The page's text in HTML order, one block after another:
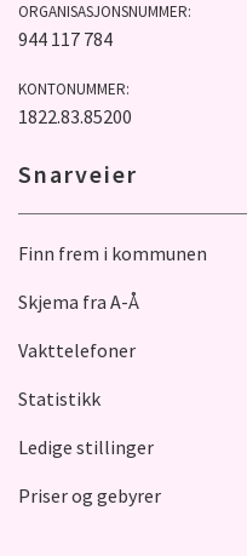
ORGANISASJONSNUMMER:
944 117 784
KONTONUMMER:
1822.83.85200
Snarveier
Finn frem i kommunen
Skjema fra A-Å
Vakttelefoner
Statistikk
Ledige stillinger
Priser og gebyrer